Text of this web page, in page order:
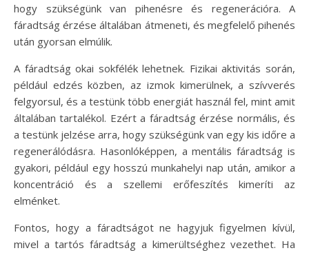
hogy szükségünk van pihenésre és regenerációra. A
fáradtság érzése általában átmeneti, és megfelelő pihenés
után gyorsan elmúlik.
A fáradtság okai sokfélék lehetnek. Fizikai aktivitás során,
például edzés közben, az izmok kimerülnek, a szívverés
felgyorsul, és a testünk több energiát használ fel, mint amit
általában tartalékol. Ezért a fáradtság érzése normális, és
a testünk jelzése arra, hogy szükségünk van egy kis időre a
regenerálódásra. Hasonlóképpen, a mentális fáradtság is
gyakori, például egy hosszú munkahelyi nap után, amikor a
koncentráció és a szellemi erőfeszítés kimeríti az
elménket.
Fontos, hogy a fáradtságot ne hagyjuk figyelmen kívül,
mivel a tartós fáradtság a kimerültséghez vezethet. Ha